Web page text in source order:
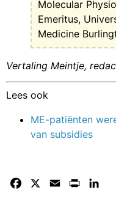
Molecular
Emeritus,
Medicine
Vertaling Meintje,
Lees ook
ME-patiënten
van subsidies
Facebook Email Print